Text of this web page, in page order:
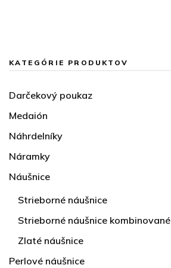
KATEGÓRIE PRODUKTOV
Darčekový poukaz
Medaión
Náhrdelníky
Náramky
Náušnice
Strieborné náušnice
Strieborné náušnice kombinované
Zlaté náušnice
Perlové náušnice